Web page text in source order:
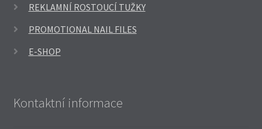
REKLAMNÍ ROSTOUCÍ TUŽKY
PROMOTIONAL NAIL FILES
E-SHOP
Kontaktní informace